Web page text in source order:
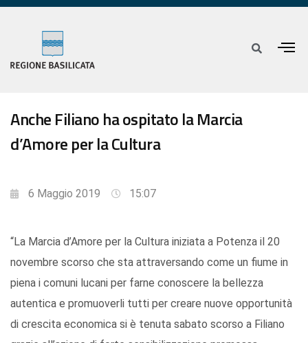
Anche Filiano ha ospitato la Marcia
d’Amore per la Cultura
6 Maggio 2019 15:07
“La Marcia d’Amore per la Cultura iniziata a Potenza il 20
novembre scorso che sta attraversando come un fiume in
piena i comuni lucani per farne conoscere la bellezza
autentica e promuoverli tutti per creare nuove opportunità
di crescita economica si è tenuta sabato scorso a Filiano